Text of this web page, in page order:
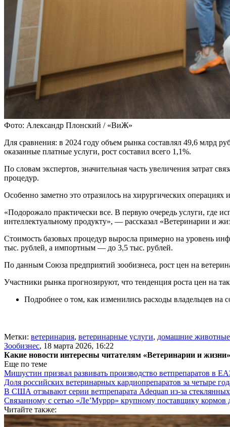
Фото: Александр Плонский / «ВиЖ»
Для сравнения: в 2024 году объем рынка составлял 49,6 млрд
оказанные платные услуги, рост составил всего 1,1%.
По словам экспертов, значительная часть увеличения затрат
процедур.
Особенно заметно это отразилось на хирургических
«Подорожало практически все. В первую очередь услуги, где
интеллектуальному продукту», — рассказал «Ветеринарии и
Стоимость базовых процедур выросла примерно на уровень
тыс. рублей, а импортным — до 3,5 тыс. рублей.
По данным Союза предприятий зообизнеса, рост цен на
Участники рынка прогнозируют, что тенденция роста цен на
Подробнее о том, как изменились расходы владельцев
Метки: ветеринария, ветеринарные услуги, домашние животные
Зообизнес, 18 марта 2026, 16:22
Какие новости интересны читателям «Ветеринарии и
Еще по теме
Мишустин призвал развивать производство ветпрепаратов в
Доля российских ветеринарных кардиопрепаратов за четыре
В США отзывают серии ветпрепарата Adequan из-за
Связанному с сетью «Ле’Муррр» крупному поставщику
Читайте также: